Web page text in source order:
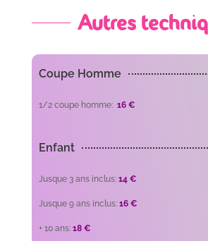
Autres
Coupe Homme
1/2 coupe homme: 16 €
Enfant
Jusque 3 ans inclus: 14 €
Jusque 9 ans inclus: 16 €
+ 10 ans: 18 €